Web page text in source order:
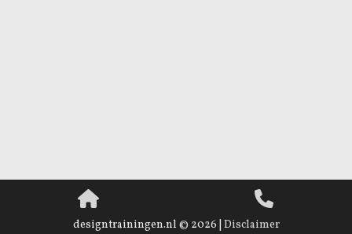
designtrainingen.nl © 2026 | Disclaimer